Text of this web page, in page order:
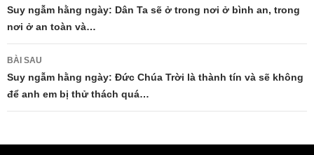
hướng
bài
viết
Suy ngẫm hằng ngày: Dân Ta sẽ ở trong nơi ở bình an, trong
nơi ở an toàn và…
BÀI SAU
Suy ngẫm hằng ngày: Đức Chúa Trời là thành tín và sẽ không
để anh em bị thử thách quá…